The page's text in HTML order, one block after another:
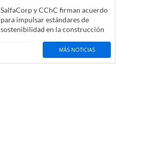
SalfaCorp y CChC firman acuerdo
para impulsar estándares de
sostenibilidad en la construcción
MÁS NOTICIAS